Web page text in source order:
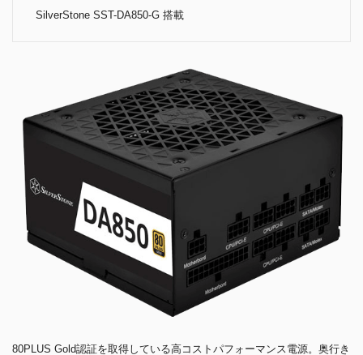
SilverStone SST-DA850-G 搭載
80PLUS Gold認証を取得している高コストパフォーマンス電源。奥行き